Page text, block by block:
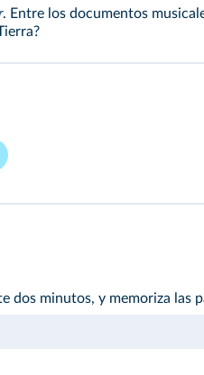
. Entre los documentos
dos minutos, y memoriza las